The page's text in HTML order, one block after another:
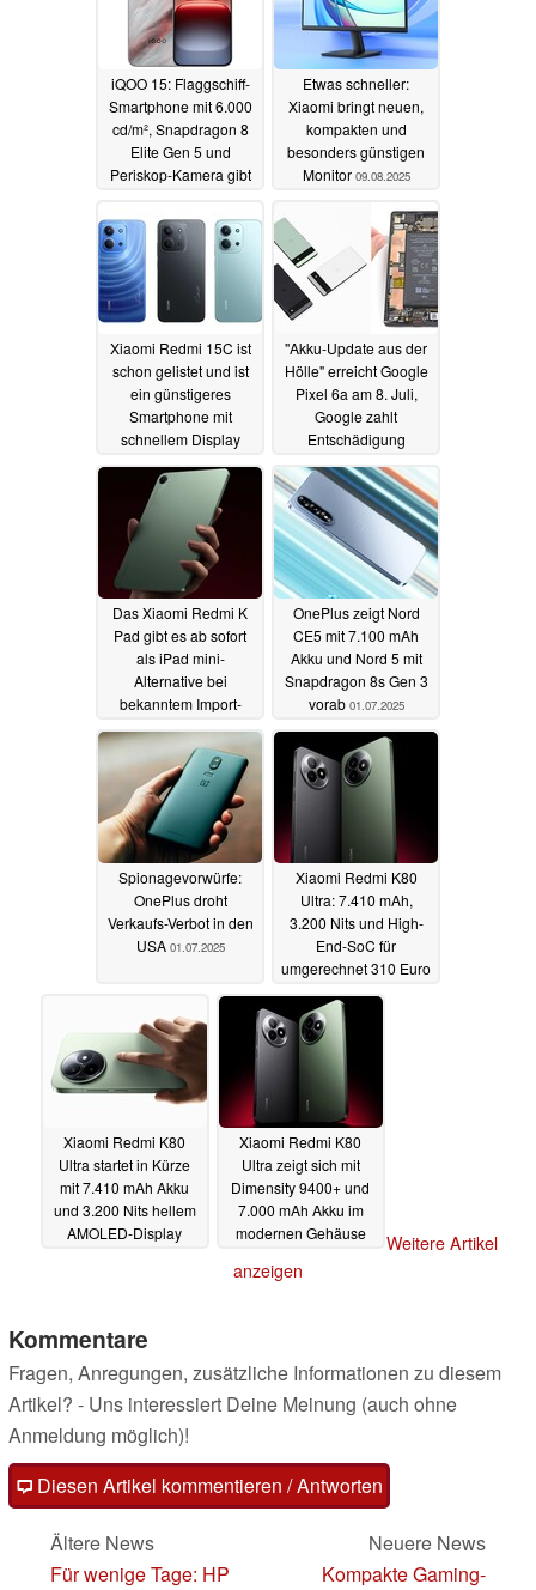
iQOO 15: Flaggschiff-
Smartphone mit 6.000
cd/m², Snapdragon 8
Elite Gen 5 und
Periskop-Kamera gibt
21.10.2025
Etwas schneller:
Xiaomi bringt neuen,
kompakten und
besonders günstigen
Monitor 09.08.2025
Xiaomi Redmi 15C ist
schon gelistet und ist
ein günstigeres
Smartphone mit
schnellem Display
21.07.2025
"Akku-Update aus der
Hölle" erreicht Google
Pixel 6a am 8. Juli,
Google zahlt
Entschädigung
02.07.2025
Das Xiaomi Redmi K
Pad gibt es ab sofort
als iPad mini-
Alternative bei
bekanntem Import-
Händler ab unter 350
02.07.2025
OnePlus zeigt Nord
CE5 mit 7.100 mAh
Akku und Nord 5 mit
Snapdragon 8s Gen 3
vorab 01.07.2025
Spionagevorwürfe:
OnePlus droht
Verkaufs-Verbot in den
USA 01.07.2025
Xiaomi Redmi K80
Ultra: 7.410 mAh,
3.200 Nits und High-
End-SoC für
umgerechnet 310 Euro
26.06.2025
Xiaomi Redmi K80
Ultra startet in Kürze
mit 7.410 mAh Akku
und 3.200 Nits hellem
AMOLED-Display
Xiaomi Redmi K80
Ultra zeigt sich mit
Dimensity 9400+ und
7.000 mAh Akku im
modernen Gehäuse
Weitere Artikel
anzeigen
Kommentare
Fragen, Anregungen, zusätzliche Informationen zu diesem
Artikel? - Uns interessiert Deine Meinung (auch ohne
Anmeldung möglich)!
Diesen Artikel kommentieren / Antworten
Ältere News
Für wenige Tage: HP
Neuere News
Kompakte Gaming-